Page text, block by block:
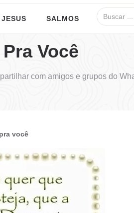
SALMOS
Você
com amigos e grupos do
você